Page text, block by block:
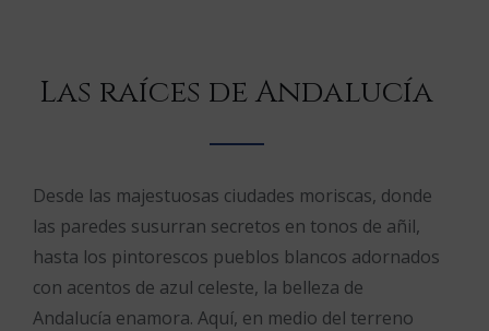
Las raíces de Andalucía
Desde las majestuosas ciudades moriscas, donde
las paredes susurran secretos en tonos de añil,
hasta los pintorescos pueblos blancos adornados
con acentos de azul celeste, la belleza de
Andalucía enamora. Aquí, en medio del terreno